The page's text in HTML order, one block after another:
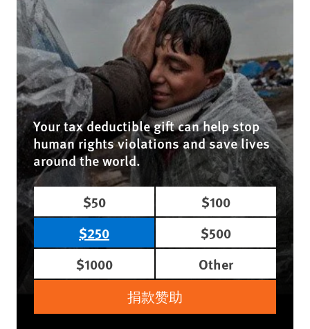
Your tax deductible gift can help stop
human rights violations and save lives
around the world.
$50
$100
$250
$500
$1000
Other
捐款赞助